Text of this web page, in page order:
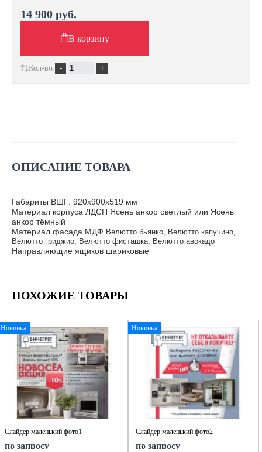
ОПИСАНИЕ ТОВАРА
Габариты ВШГ: 920х900х519 мм
Материал корпуса ЛДСП Ясень анкор светлый или Ясень
анкор тёмный
Материал фасада МДФ Велютто бьянко, Велютто капучино,
Велютто гриджио, Велютто фисташка, Велютто авокадо
Направляющие ящиков шариковые
ПОХОЖИЕ ТОВАРЫ
Новинка
Слайдер маленький фото1
по запросу
Новинка
Слайдер маленький фото2
по запросу
14 900 руб.
В корзину
Кол-во: